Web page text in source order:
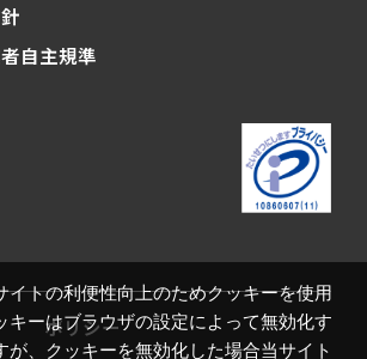
イトの利便性向上のためクッキーを使用
キーはブラウザの設定によって無効化す
が、クッキーを無効化した場合当サイト
自主規準
ポリシー